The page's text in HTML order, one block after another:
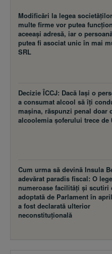
Modificări la legea
multe firme vor putea
aceeaşi adresă, iar o
putea fi asociat unic în mai
SRL
Decizie ÎCCJ: Dacă laşi o
a consumat alcool să îţi
maşina, răspunzi penal doar
alcoolemia şoferului trece de
Cum urma să devină Insula
adevărat paradis fiscal: O
numeroase facilităţi şi scutiri
adoptată de Parlament în
a fost declarată ulterior
neconstituţională